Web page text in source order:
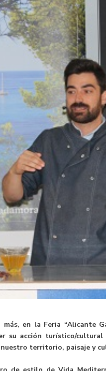
en la Feria “Alicante
su acción turístico/
territorio, paisaje y